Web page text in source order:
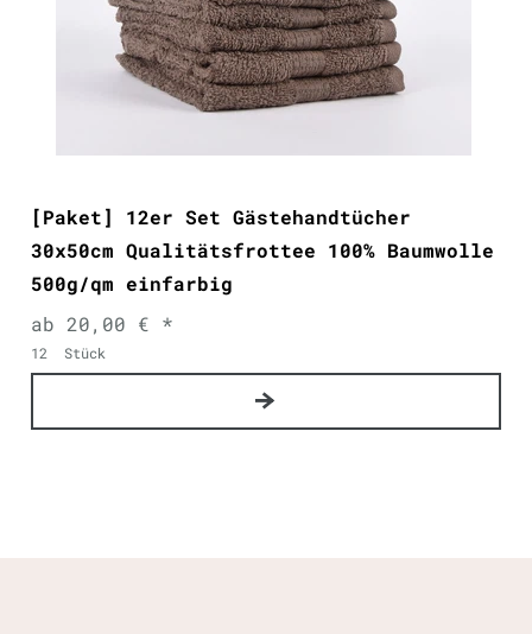
[Paket] 12er Set Gästehandtücher
30x50cm Qualitätsfrottee 100% Baumwolle
500g/qm einfarbig
ab 20,00 € *
12 Stück